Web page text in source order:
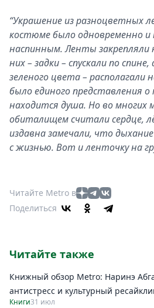
“Украшение из разноцветных
костюме было одновременно и
наспинным. Ленты закрепляли
них – задки – спускали по
зеленого цвета – располагали
было единого представления
находится душа. Но во многих
обиталищем считали сердце,
издавна замечали, что
с жизнью. Вот и ленточку на
Читайте Metro в
Поделиться
Читайте также
Книжный обзор Metro: Наринэ
антистресс и культурный
Книги31 июл